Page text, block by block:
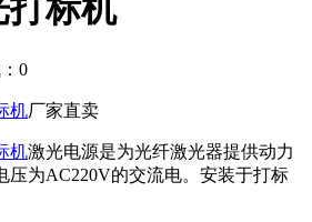
打标机
0
机厂家直卖
机激光电源是为光纤激光器提供动力
压为AC220V的交流电。安装于打标